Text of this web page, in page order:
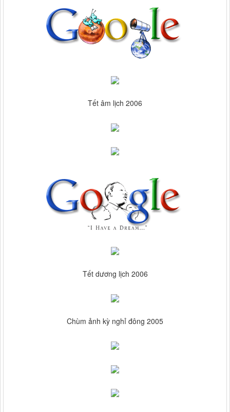
Tết âm lịch 2006
Tết dương lịch 2006
Chùm ảnh kỳ nghỉ đông 2005